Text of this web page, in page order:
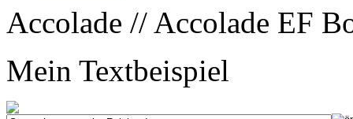
Accolade // Accolade EF
Mein Textbeispiel